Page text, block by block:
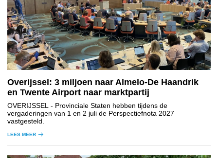
Overijssel: 3 miljoen naar Almelo-De Haandrik
en Twente Airport naar marktpartij
OVERIJSSEL - Provinciale Staten hebben tijdens de
vergaderingen van 1 en 2 juli de Perspectiefnota 2027
vastgesteld.
LEES MEER